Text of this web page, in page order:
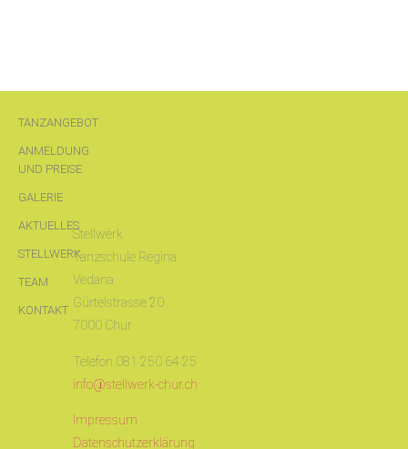
TANZANGEBOT
ANMELDUNG
UND PREISE
GALERIE
AKTUELLES
STELLWERK
TEAM
KONTAKT
Stellwerk
Tanzschule Regina
Vedana
Gürtelstrasse 20
7000 Chur
Telefon 081 250 64 25
info@stellwerk-chur.ch
Impressum
Datenschutzerklärung